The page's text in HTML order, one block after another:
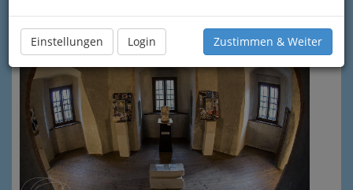
Einstellungen Login Zustimmen & Weiter